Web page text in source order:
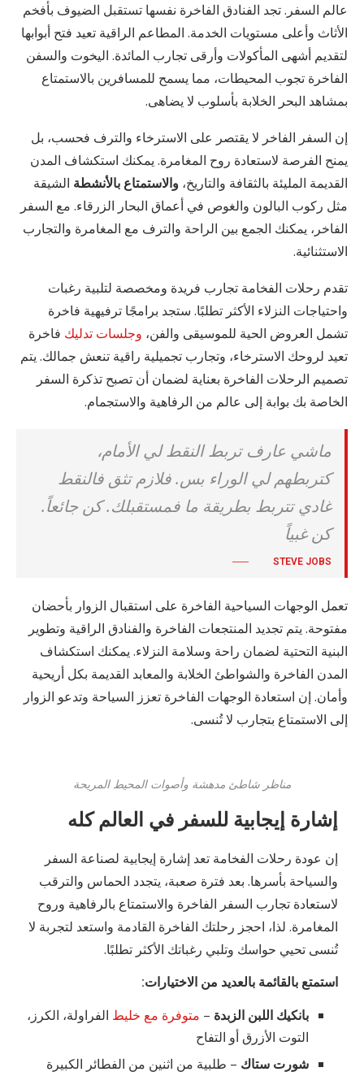
عالم السفر. تجد الفنادق الفاخرة نفسها تستقبل الضيوف بأفخم
الأثاث وأعلى مستويات الخدمة. المطاعم الراقية تعيد فتح أبوابها
لتقديم أشهى المأكولات وأرقى تجارب المائدة. اليخوت والسفن
الفاخرة تجوب المحيطات، مما يسمح للمسافرين بالاستمتاع
بمشاهد البحر الخلابة بأسلوب لا يضاهى.
إن السفر الفاخر لا يقتصر على الاسترخاء والترف فحسب، بل
يمنح الفرصة لاستعادة روح المغامرة. يمكنك استكشاف المدن
القديمة المليئة بالثقافة والتاريخ، والاستمتاع بالأنشطة الشيقة
مثل ركوب البالون والغوص في أعماق البحار الزرقاء. مع السفر
الفاخر، يمكنك الجمع بين الراحة والترف مع المغامرة والتجارب
الاستثنائية.
تقدم رحلات الفخامة تجارب فريدة ومخصصة لتلبية رغبات
واحتياجات النزلاء الأكثر تطلبًا. ستجد برامجًا ترفيهية فاخرة
تشمل العروض الحية للموسيقى والفن، وجلسات تدليك فاخرة
تعيد لروحك الاسترخاء، وتجارب تجميلية راقية تنعش جمالك. يتم
تصميم الرحلات الفاخرة بعناية لضمان أن تصبح تذكرة السفر
الخاصة بك بوابة إلى عالم من الرفاهية والاستجمام.
ماشي عارف تربط النقط لي الأمام،
كتربطهم لي الوراء بس. فلازم تثق فالنقط
غادي تتربط بطريقة ما فمستقبلك. كن جائعاً.
كن غبياً
STEVE JOBS
تعمل الوجهات السياحية الفاخرة على استقبال الزوار بأحضان
مفتوحة. يتم تجديد المنتجعات الفاخرة والفنادق الراقية وتطوير
البنية التحتية لضمان راحة وسلامة النزلاء. يمكنك استكشاف
المدن الفاخرة والشواطئ الخلابة والمعابد القديمة بكل أريحية
وأمان. إن استعادة الوجهات الفاخرة تعزز السياحة وتدعو الزوار
إلى الاستمتاع بتجارب لا تُنسى.
مناظر شاطئ مدهشة وأصوات المحيط المريحة
إشارة إيجابية للسفر في العالم كله
إن عودة رحلات الفخامة تعد إشارة إيجابية لصناعة السفر
والسياحة بأسرها. بعد فترة صعبة، يتجدد الحماس والترقب
لاستعادة تجارب السفر الفاخرة والاستمتاع بالرفاهية وروح
المغامرة. لذا، احجز رحلتك الفاخرة القادمة واستعد لتجربة لا
تُنسى تحيي حواسك وتلبي رغباتك الأكثر تطلبًا.
استمتع بالقائمة بالعديد من الاختيارات:
بانكيك اللبن الزبدة – متوفرة مع خليط الفراولة، الكرز،
التوت الأزرق أو التفاح
شورت ستاك – طلبية من اثنين من الفطائر الكبيرة